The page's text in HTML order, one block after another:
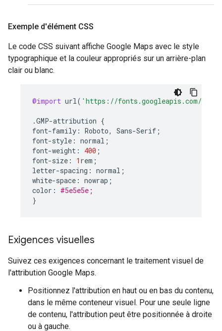
Exemple d'élément CSS
Le code CSS suivant affiche Google Maps avec le style
typographique et la couleur appropriés sur un arrière-plan
clair ou blanc.
@import url ( 'https://fonts.googleapis.com/
.GMP-attribution {
font-family : Roboto, Sans-Serif ;
font-style : normal ;
font-weight : 400 ;
font-size : 1 rem ;
letter-spacing : normal ;
white-space : nowrap ;
color : #5e5e5e;
}
Exigences visuelles
Suivez ces exigences concernant le traitement visuel de
l'attribution Google Maps.
Positionnez l'attribution en haut ou en bas du contenu,
dans le même conteneur visuel. Pour une seule ligne
de contenu, l'attribution peut être positionnée à droite
ou à gauche.